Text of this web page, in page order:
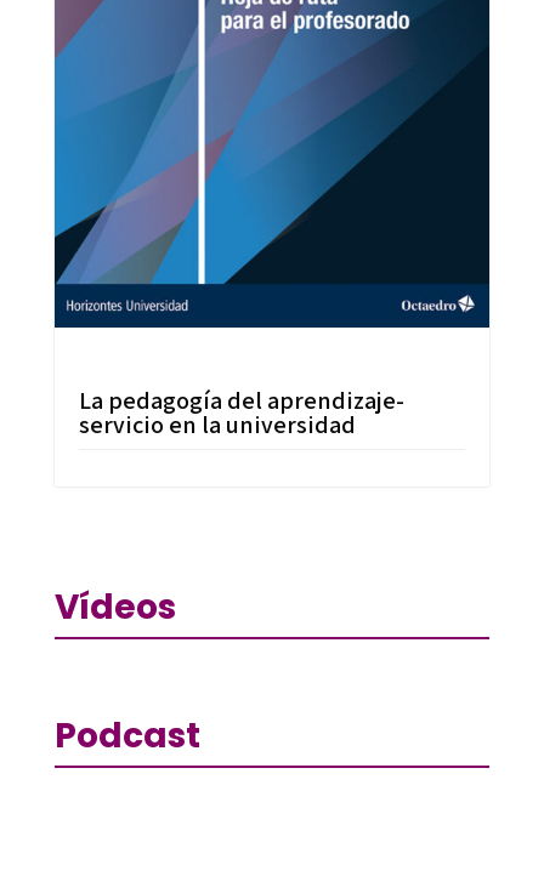
La pedagogía del aprendizaje-
servicio en la universidad
Vídeos
Podcast